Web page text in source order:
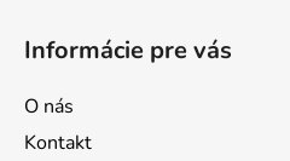
Informácie pre vás
O nás
Kontakt